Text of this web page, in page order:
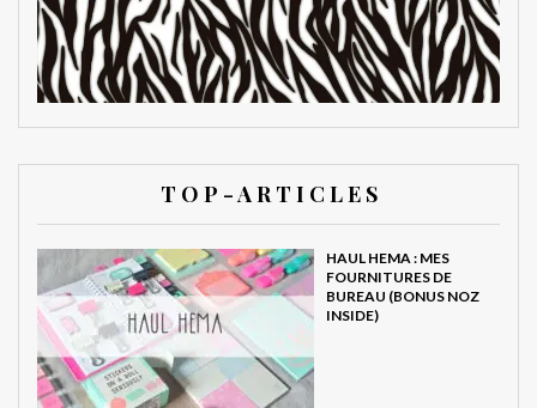
T O P - A R T I C L E S
HAUL HEMA : MES
FOURNITURES DE
BUREAU (BONUS NOZ
INSIDE)